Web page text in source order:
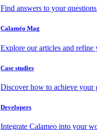
Find answers to your
Calaméo Mag
Explore our articles and refine
Case studies
Discover how to achieve your
Developers
Integrate Calameo into your